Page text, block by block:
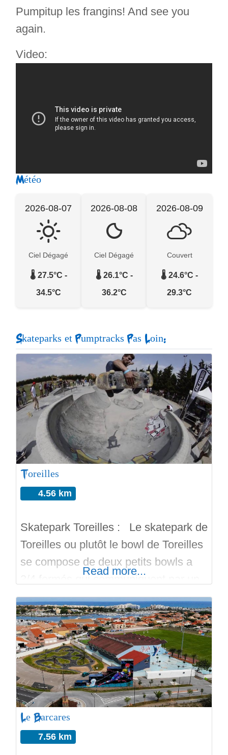
Pumpitup les frangins! And see you
again.
Video:
Météo
2026-08-07
Ciel Dégagé
🌡️ 27.5°C -
34.5°C
2026-08-08
Ciel Dégagé
🌡️ 26.1°C -
36.2°C
2026-08-09
Couvert
🌡️ 24.6°C -
29.3°C
Skateparks et Pumptracks Pas Loin:
Toreilles
4.56 km
Skatepark Toreilles : Le skatepark de
Toreilles ou plutôt le bowl de Toreilles
se compose de deux petits bowls a
spine, la profondeur est à peu pres
130 cm. Ces deux petits bowls
s’ouvrent sur un bowl plus en hauteur
(200 cm) avec même une extension à
230 cm. La forme de ces
Read more...
Le Barcares
7.56 km